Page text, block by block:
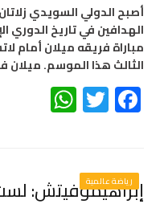
أصبح الدولي السويدي
الهدافين في تاريخ الدوري
مباراة فريقه ميلان أمام
الثالث هذا الموسم. ميلان
Facebook
Twitter
رياضة عالمية
إبراهيموفيتش: